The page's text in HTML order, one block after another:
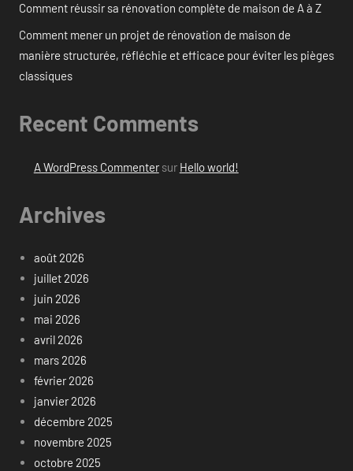
Comment réussir sa rénovation complète de maison de A à Z
Comment mener un projet de rénovation de maison de
manière structurée, réfléchie et efficace pour éviter les pièges
classiques
Recent Comments
A WordPress Commentersur Hello world!
Archives
août 2026
juillet 2026
juin 2026
mai 2026
avril 2026
mars 2026
février 2026
janvier 2026
décembre 2025
novembre 2025
octobre 2025